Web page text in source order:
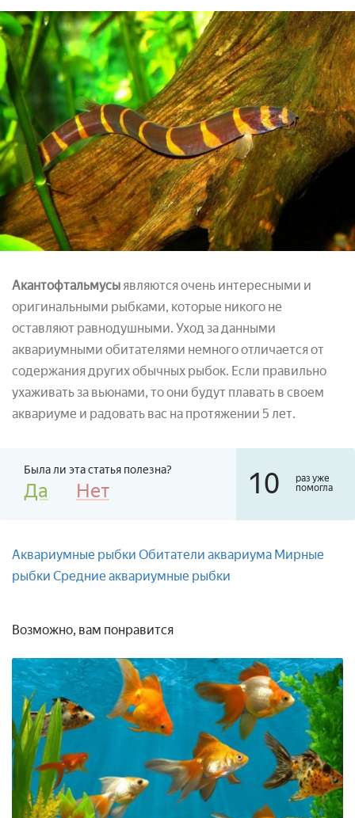
Акантофтальмусы являются очень интересными и
оригинальными рыбками, которые никого не
оставляют равнодушными. Уход за данными
аквариумными обитателями немного отличается от
содержания других обычных рыбок. Если правильно
ухаживать за вьюнами, то они будут плавать в своем
аквариуме и радовать вас на протяжении 5 лет.
Была ли эта статья полезна?
Да Нет 10
раз уже
помогла
Аквариумные рыбки Обитатели аквариума Мирные
рыбки Средние аквариумные рыбки
Возможно, вам понравится